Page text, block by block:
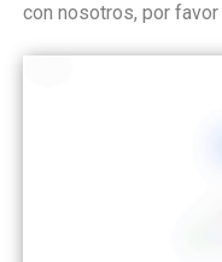
con nosotros, por favor